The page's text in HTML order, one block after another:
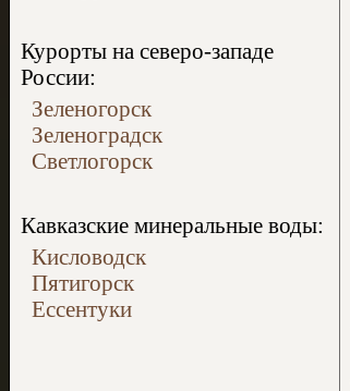
Курорты на северо-западе
России:
Зеленогорск
Зеленоградск
Светлогорск
Кавказские минеральные воды:
Кисловодск
Пятигорск
Ессентуки